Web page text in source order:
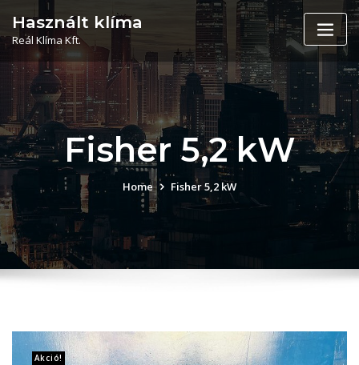
content
Használt klíma
Reál Klíma Kft.
Fisher 5,2 kW
Home Fisher 5,2 kW
Akció!